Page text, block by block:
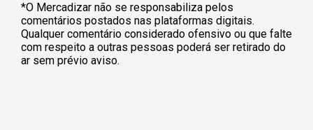
*O Mercadizar não se responsabiliza pelos
comentários postados nas plataformas digitais.
Qualquer comentário considerado ofensivo ou que falte
com respeito a outras pessoas poderá ser retirado do
ar sem prévio aviso.